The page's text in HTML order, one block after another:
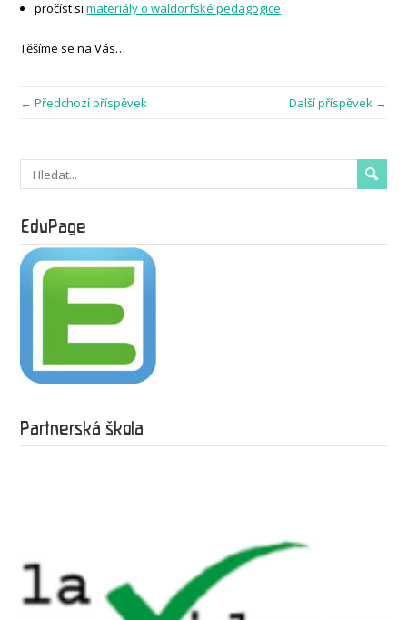
pročíst simateriály o waldorfské pedagogice
Těšíme se na Vás…
← Předchozí příspěvek Další příspěvek →
EduPage
Partnerská škola